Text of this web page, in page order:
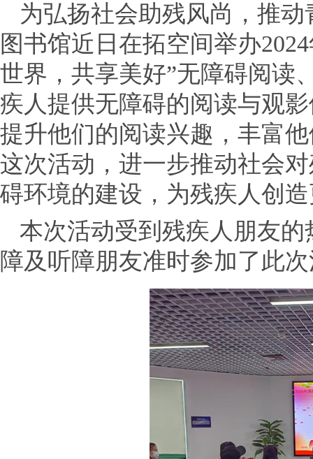
为弘扬社会助残风尚，推
图书馆近日在拓空间举办
世界，共享美好”无障碍阅读
疾人提供无障碍的阅读与观
提升他们的阅读兴趣，丰富
这次活动，进一步推动社会
碍环境的建设，为残疾人创
本次活动受到残疾人朋友
障及听障朋友准时参加了此